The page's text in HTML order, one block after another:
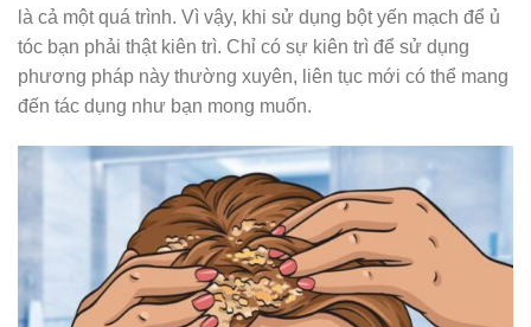
là cả một quá trình. Vì vậy, khi sử dụng bột yến mạch để ủ
tóc bạn phải thật kiên trì. Chỉ có sự kiên trì để sử dụng
phương pháp này thường xuyên, liên tục mới có thể mang
đến tác dụng như bạn mong muốn.